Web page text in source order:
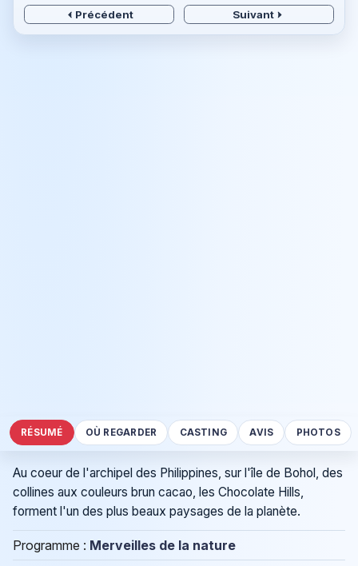
Précédent Suivant
RÉSUMÉ OÙ REGARDER CASTING AVIS PHOTOS
Au coeur de l'archipel des Philippines, sur l'île de Bohol, des
collines aux couleurs brun cacao, les Chocolate Hills,
forment l'un des plus beaux paysages de la planète.
Programme : Merveilles de la nature